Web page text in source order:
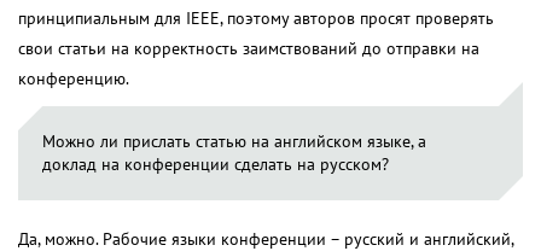
принципиальным для IEEE, поэтому авторов просят проверять
свои статьи на корректность заимствований до отправки на
конференцию.
Можно ли прислать статью на английском языке, а
доклад на конференции сделать на русском?
Да, можно. Рабочие языки конференции – русский и английский,